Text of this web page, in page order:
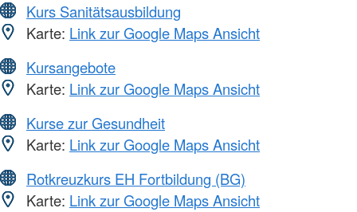
Kurs Sanitätsausbildung
Karte: Link zur Google Maps Ansicht
Kursangebote
Karte: Link zur Google Maps Ansicht
Kurse zur Gesundheit
Karte: Link zur Google Maps Ansicht
Rotkreuzkurs EH Fortbildung (BG)
Karte: Link zur Google Maps Ansicht